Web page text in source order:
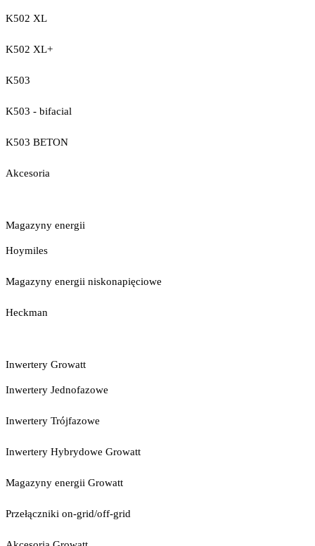
K502 XL
K502 XL+
K503
K503 - bifacial
K503 BETON
Akcesoria
Magazyny energii
Hoymiles
Magazyny energii niskonapięciowe
Heckman
Inwertery Growatt
Inwertery Jednofazowe
Inwertery Trójfazowe
Inwertery Hybrydowe Growatt
Magazyny energii Growatt
Przełączniki on-grid/off-grid